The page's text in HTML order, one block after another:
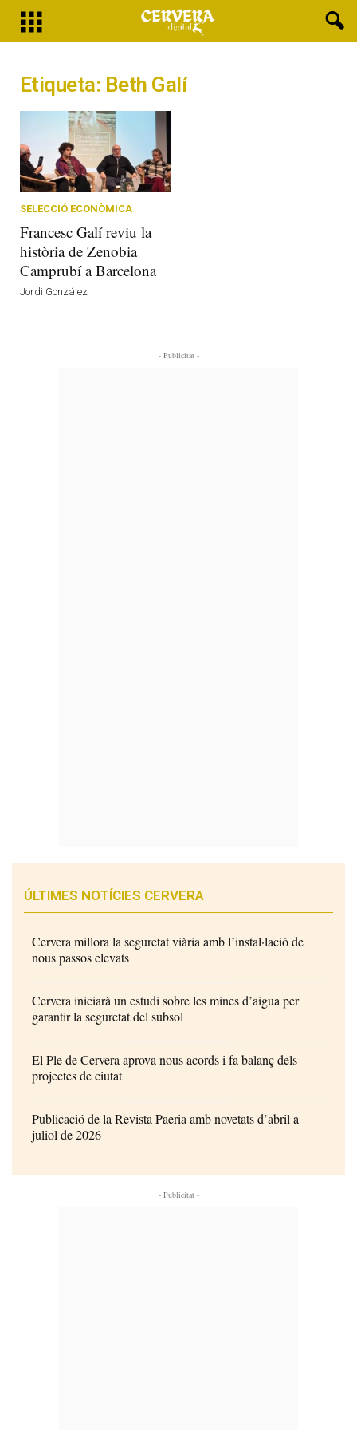
Etiqueta: Beth Galí
SELECCIÓ ECONÒMICA
Francesc Galí reviu la
història de Zenobia
Camprubí a Barcelona
Jordi González
- Publicitat -
ÚLTIMES NOTÍCIES CERVERA
Cervera millora la seguretat viària amb l’instal·lació de
nous passos elevats
Cervera iniciarà un estudi sobre les mines d’aigua per
garantir la seguretat del subsol
El Ple de Cervera aprova nous acords i fa balanç dels
projectes de ciutat
Publicació de la Revista Paeria amb novetats d’abril a
juliol de 2026
- Publicitat -